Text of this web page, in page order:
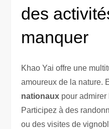
des
manquer
Khao Yai offre une
amoureux de la nature.
nationaux pour admirer
Participez à des
ou des visites de